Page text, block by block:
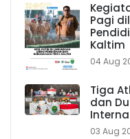
Pagi
Kaltim
04 Aug
Tiga
dan
03 Aug